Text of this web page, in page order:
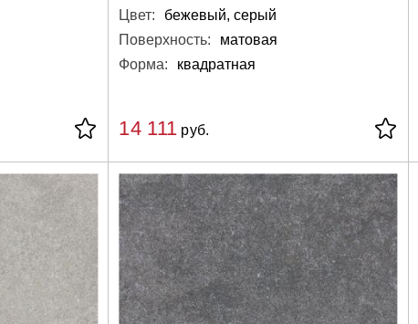
Цвет:
бежевый, серый
Поверхность:
матовая
Форма:
квадратная
14 111 руб.